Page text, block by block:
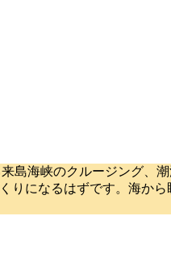
島海峡のクルージング、
りになるはずです。海か